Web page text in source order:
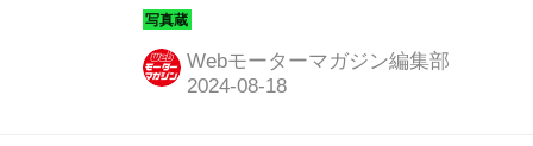
「SEAL（シール）」だ。そのディテ
ールを写真で紹介しよう。
Webモーターマガジン編集部